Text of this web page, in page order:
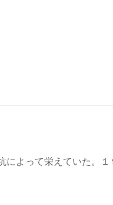
によって栄えていた。１